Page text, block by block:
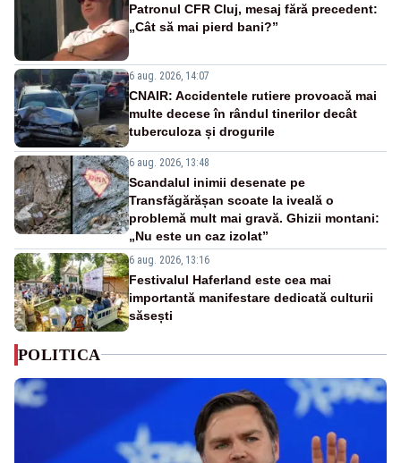
Patronul CFR Cluj, mesaj fără precedent:
„Cât să mai pierd bani?”
6 aug. 2026, 14:07
CNAIR: Accidentele rutiere provoacă mai
multe decese în rândul tinerilor decât
tuberculoza și drogurile
6 aug. 2026, 13:48
Scandalul inimii desenate pe
Transfăgărășan scoate la iveală o
problemă mult mai gravă. Ghizii montani:
„Nu este un caz izolat”
6 aug. 2026, 13:16
Festivalul Haferland este cea mai
importantă manifestare dedicată culturii
săsești
POLITICA